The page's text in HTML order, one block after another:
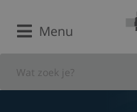
Menu